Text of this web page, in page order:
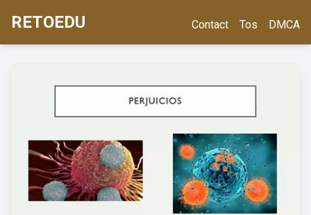
RETOEDU Contact Tos DMCA